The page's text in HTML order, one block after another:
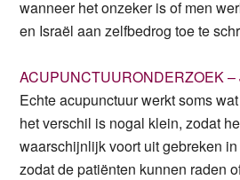
wanneer het onzeker is of men
en Israël aan zelfbedrog toe te
ACUPUNCTUURONDERZOEK
Echte acupunctuur werkt soms
het verschil is nogal klein, zodat
waarschijnlijk voort uit gebreken
zodat de patiënten kunnen raden